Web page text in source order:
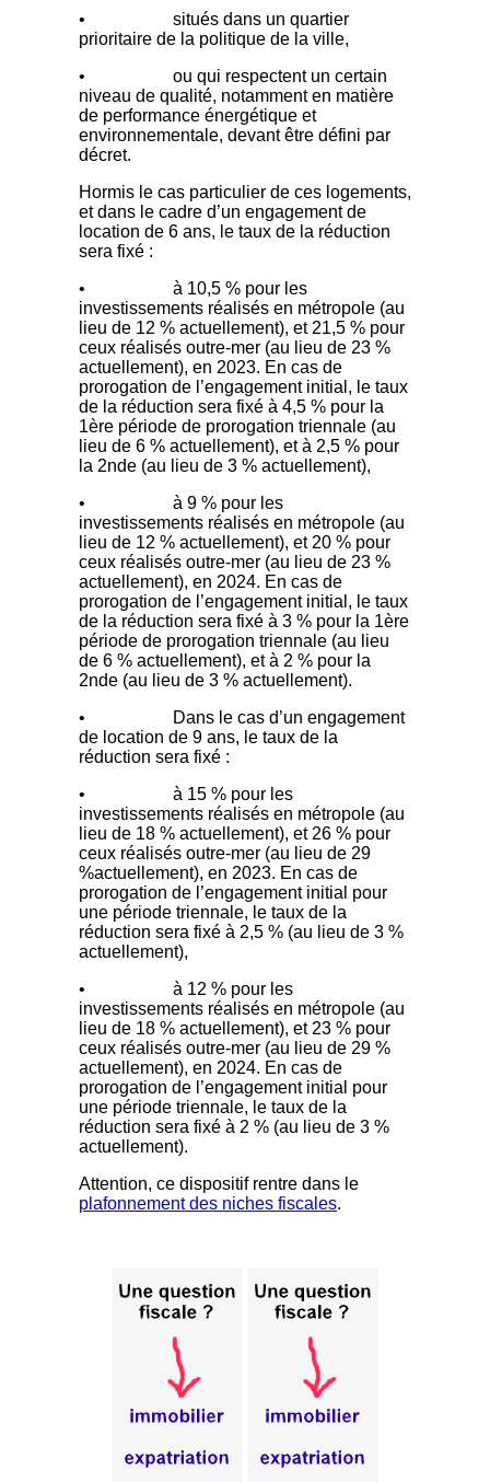
• situés dans un quartier
prioritaire de la politique de la ville,
• ou qui respectent un certain
niveau de qualité, notamment en matière
de performance énergétique et
environnementale, devant être défini par
décret.
Hormis le cas particulier de ces logements,
et dans le cadre d’un engagement de
location de 6 ans, le taux de la réduction
sera fixé :
• à 10,5 % pour les
investissements réalisés en métropole (au
lieu de 12 % actuellement), et 21,5 % pour
ceux réalisés outre-mer (au lieu de 23 %
actuellement), en 2023. En cas de
prorogation de l’engagement initial, le taux
de la réduction sera fixé à 4,5 % pour la
1ère période de prorogation triennale (au
lieu de 6 % actuellement), et à 2,5 % pour
la 2nde (au lieu de 3 % actuellement),
• à 9 % pour les
investissements réalisés en métropole (au
lieu de 12 % actuellement), et 20 % pour
ceux réalisés outre-mer (au lieu de 23 %
actuellement), en 2024. En cas de
prorogation de l’engagement initial, le taux
de la réduction sera fixé à 3 % pour la 1ère
période de prorogation triennale (au lieu
de 6 % actuellement), et à 2 % pour la
2nde (au lieu de 3 % actuellement).
• Dans le cas d’un engagement
de location de 9 ans, le taux de la
réduction sera fixé :
• à 15 % pour les
investissements réalisés en métropole (au
lieu de 18 % actuellement), et 26 % pour
ceux réalisés outre-mer (au lieu de 29
%actuellement), en 2023. En cas de
prorogation de l’engagement initial pour
une période triennale, le taux de la
réduction sera fixé à 2,5 % (au lieu de 3 %
actuellement),
• à 12 % pour les
investissements réalisés en métropole (au
lieu de 18 % actuellement), et 23 % pour
ceux réalisés outre-mer (au lieu de 29 %
actuellement), en 2024. En cas de
prorogation de l’engagement initial pour
une période triennale, le taux de la
réduction sera fixé à 2 % (au lieu de 3 %
actuellement).
Attention, ce dispositif rentre dans le
plafonnement des niches fiscales.